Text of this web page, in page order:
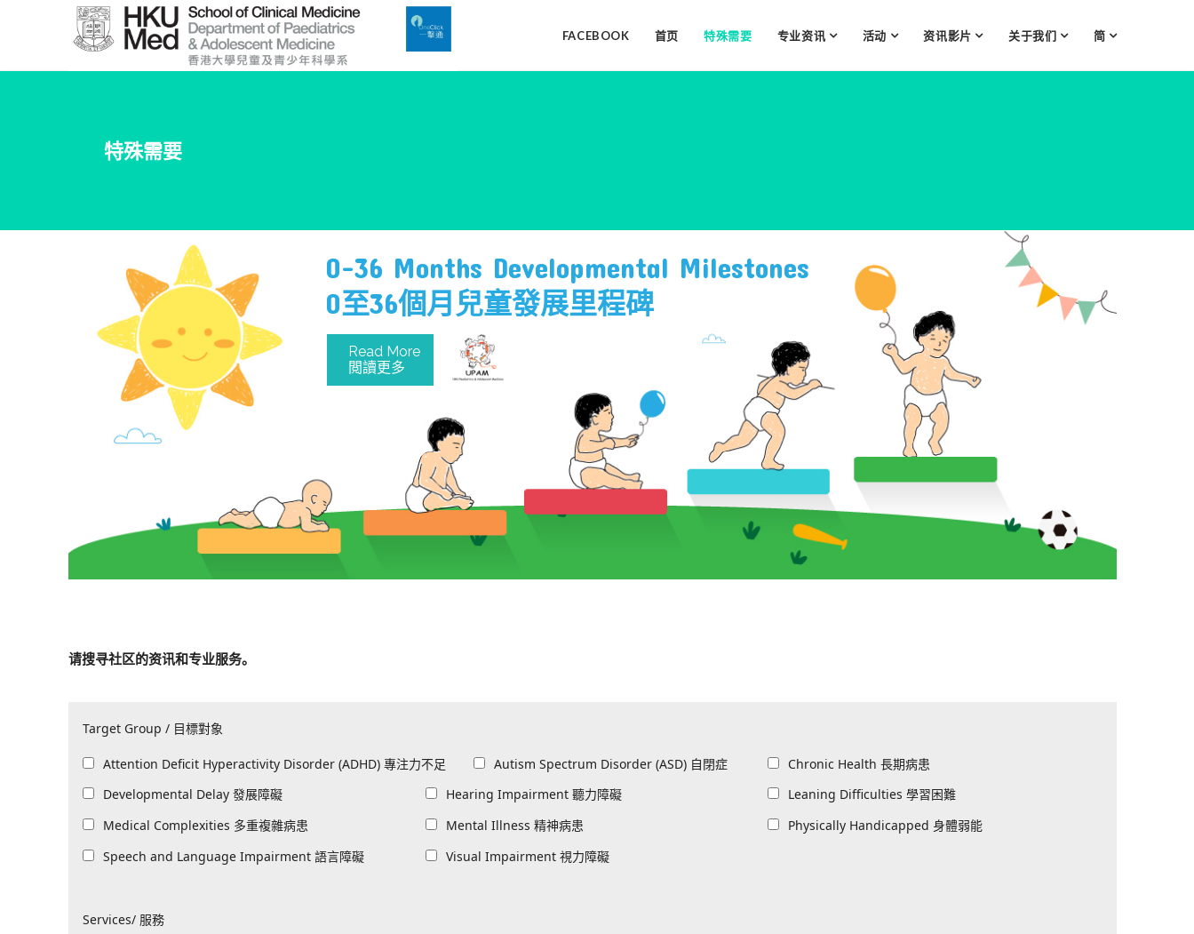
容
FACEBOOK 首页 特殊需要 专业资讯 活动 资讯影片 关于我们 简
特殊需要
0-36 Months Developmental Milestones
0至36個月兒童發展里程碑
Read More
閲讀更多
请搜寻社区的资讯和专业服务。
Target Group / 目標對象
All Attention Deficit Hyperactivity Disorder (ADHD) 專注力不足 All Autism Spectrum Disorder (ASD) 自閉症 All Chronic Health 長期病患
All Developmental Delay 發展障礙 All Hearing Impairment 聽力障礙 All Leaning Difficulties 學習困難
All Medical Complexities 多重複雜病患 All Mental Illness 精神病患 All Physically Handicapped 身體弱能
All Speech and Language Impairment 語言障礙 All Visual Impairment 視力障礙
Services/ 服務